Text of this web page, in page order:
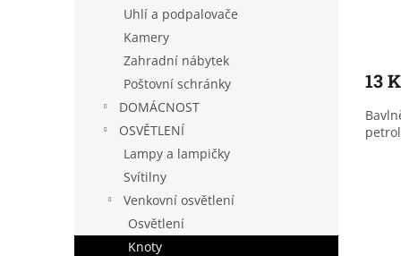
Uhlí a podpalovače
Kamery
Zahradní nábytek
Poštovní schránky
DOMÁCNOST
OSVĚTLENÍ
Lampy a lampičky
Svítilny
Venkovní osvětlení
Osvětlení
Knoty
13